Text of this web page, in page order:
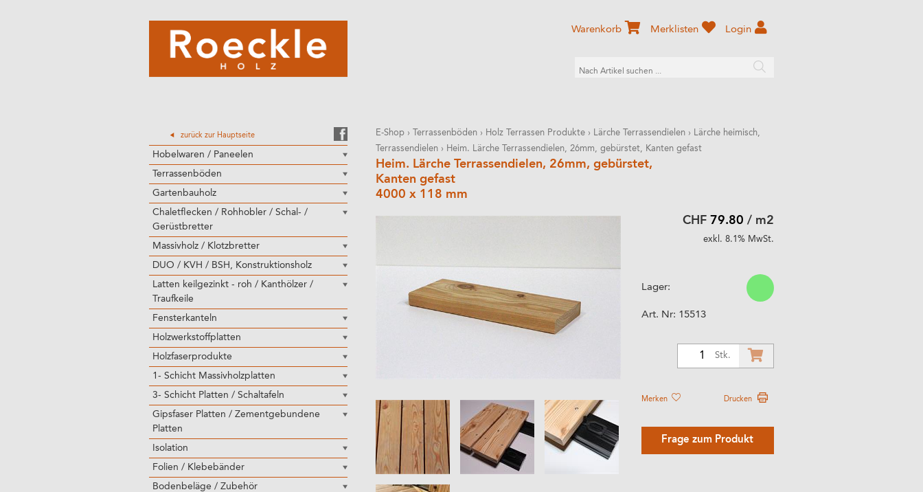
zurück zur Hauptseite
Hobelwaren / Paneelen
Terrassenböden
Gartenbauholz
Chaletflecken / Rohhobler / Schal- /
Gerüstbretter
Massivholz / Klotzbretter
DUO / KVH / BSH, Konstruktionsholz
Latten keilgezinkt - roh / Kanthölzer /
Traufkeile
Fensterkanteln
Holzwerkstoffplatten
Holzfaserprodukte
1- Schicht Massivholzplatten
3- Schicht Platten / Schaltafeln
Gipsfaser Platten / Zementgebundene
Platten
Isolation
Folien / Klebebänder
Bodenbeläge / Zubehör
Warenkorb Merklisten Login
E-Shop › Terrassenböden › Holz Terrassen Produkte › Lärche Terrassendielen › Lärche heimisch,
Terrassendielen › Heim. Lärche Terrassendielen, 26mm, gebürstet, Kanten gefast
Heim. Lärche Terrassendielen, 26mm, gebürstet,
Kanten gefast
4000 x 118 mm
CHF 79.80 / m2
exkl. 8.1% MwSt.
Lager:
Art. Nr: 15513
Stk.
Merken Drucken
Frage zum Produkt